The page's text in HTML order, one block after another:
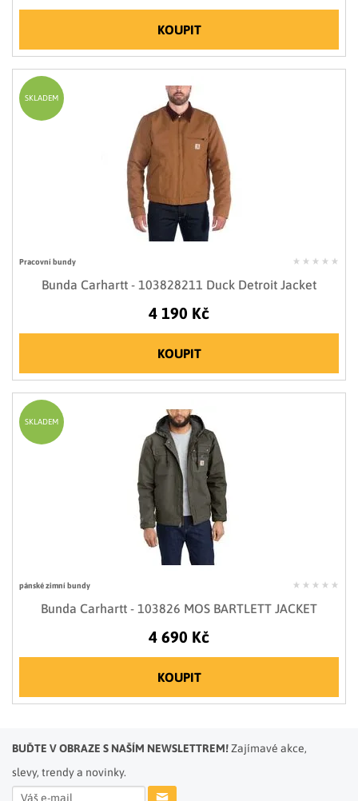
KOUPIT
Pracovní bundy
Bunda Carhartt - 103828211 Duck Detroit Jacket
4 190 Kč
KOUPIT
SKLADEM
pánské zimní bundy
Bunda Carhartt - 103826 MOS BARTLETT JACKET
4 690 Kč
KOUPIT
SKLADEM
BUĎTE V OBRAZE S NAŠÍM NEWSLETTREM!Zajímavé akce,
slevy, trendy a novinky.